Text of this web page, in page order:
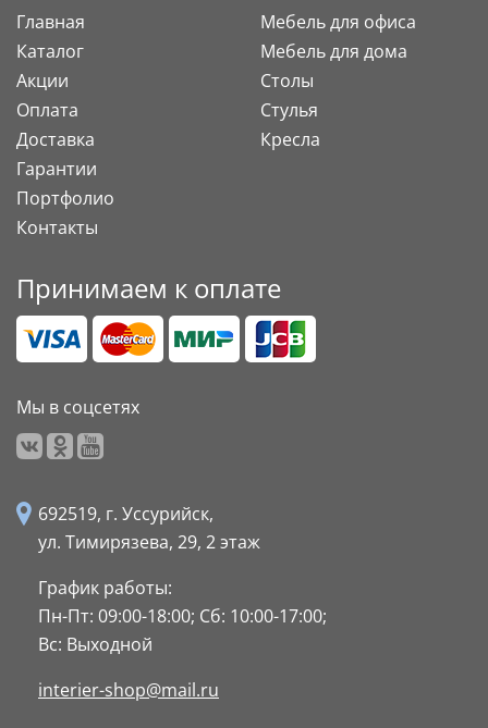
Главная
Каталог
Акции
Оплата
Доставка
Гарантии
Портфолио
Контакты
Мебель для офиса
Мебель для дома
Столы
Стулья
Кресла
Принимаем к оплате
Мы в соцсетях
692519, г. Уссурийск,
ул. Тимирязева, 29, 2 этаж
График работы:
Пн-Пт: 09:00-18:00; Сб: 10:00-17:00;
Вс: Выходной
interier-shop@mail.ru